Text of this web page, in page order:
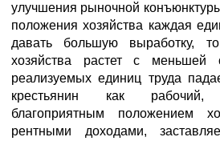
улучшения рыночной
положения хозяйства каждая
давать большую выработку,
хозяйства растет с меньшей
реализуемых единиц труда
крестьянин как рабочий,
благоприятным положением
рентными доходами,